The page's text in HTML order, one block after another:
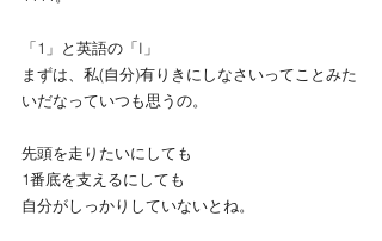
「1」と英語の「I」
まずは、私(自分)有りきにしなさいってことみた
いだなっていつも思うの。
先頭を走りたいにしても
1番底を支えるにしても
自分がしっかりしていないとね。